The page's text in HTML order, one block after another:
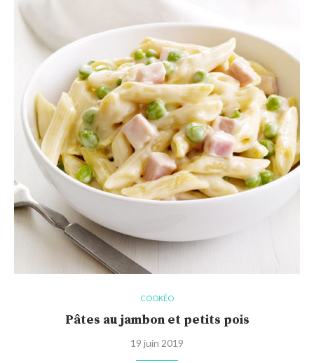
COOKÉO
Pâtes au jambon et petits pois
19 juin 2019